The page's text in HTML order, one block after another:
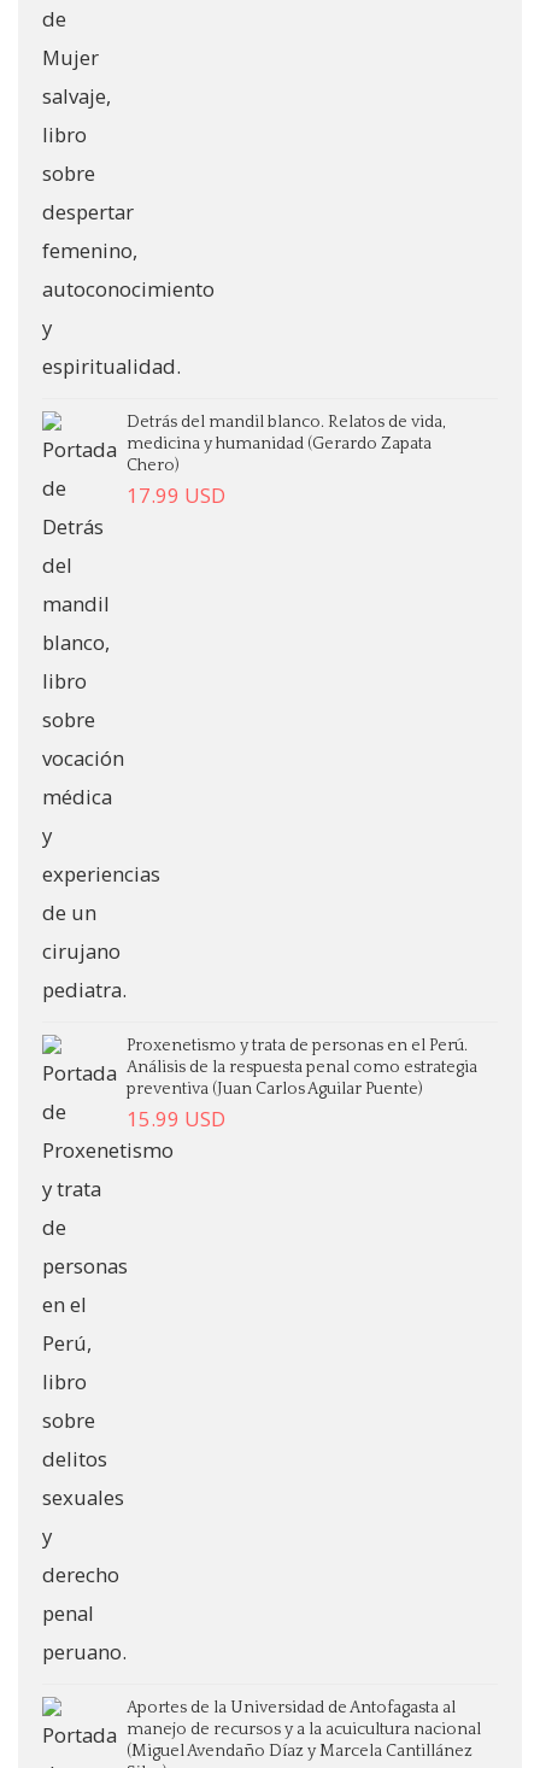
Detrás del mandil blanco. Relatos de vida,
medicina y humanidad (Gerardo Zapata
Chero)
17.99 USD
Proxenetismo y trata de personas en el Perú.
Análisis de la respuesta penal como estrategia
preventiva (Juan Carlos Aguilar Puente)
15.99 USD
Aportes de la Universidad de Antofagasta al
manejo de recursos y a la acuicultura nacional
(Miguel Avendaño Díaz y Marcela Cantillánez